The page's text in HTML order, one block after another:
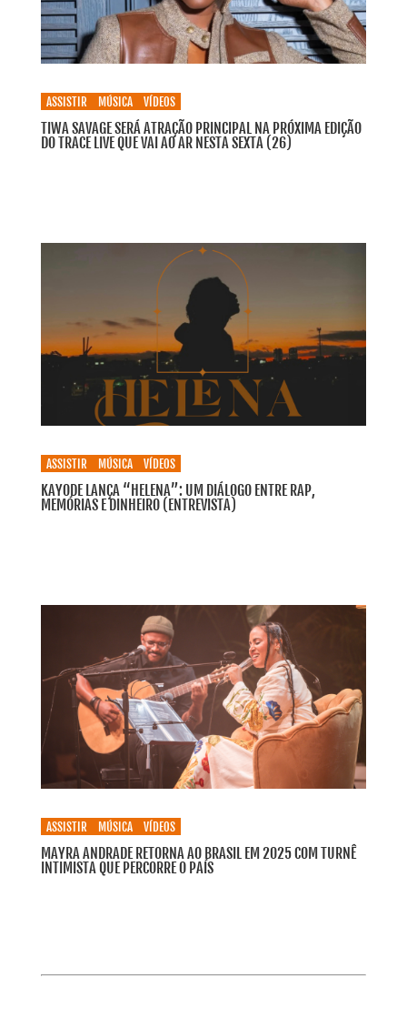
ASSISTIR MÚSICA VÍDEOS
TIWA SAVAGE SERÁ ATRAÇÃO PRINCIPAL NA PRÓXIMA EDIÇÃO
DO TRACE LIVE QUE VAI AO AR NESTA SEXTA (26)
ASSISTIR MÚSICA VÍDEOS
KAYODE LANÇA “HELENA”: UM DIÁLOGO ENTRE RAP,
MEMÓRIAS E DINHEIRO (ENTREVISTA)
ASSISTIR MÚSICA VÍDEOS
MAYRA ANDRADE RETORNA AO BRASIL EM 2025 COM TURNÊ
INTIMISTA QUE PERCORRE O PAÍS